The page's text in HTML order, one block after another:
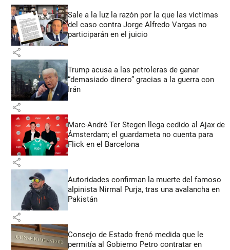
Sale a la luz la razón por la que las víctimas
del caso contra Jorge Alfredo Vargas no
participarán en el juicio
share
Trump acusa a las petroleras de ganar
“demasiado dinero” gracias a la guerra con
Irán
share
Marc-André Ter Stegen llega cedido al Ajax de
Ámsterdam; el guardameta no cuenta para
Flick en el Barcelona
share
Autoridades confirman la muerte del famoso
alpinista Nirmal Purja, tras una avalancha en
Pakistán
share
Consejo de Estado frenó medida que le
permitía al Gobierno Petro contratar en